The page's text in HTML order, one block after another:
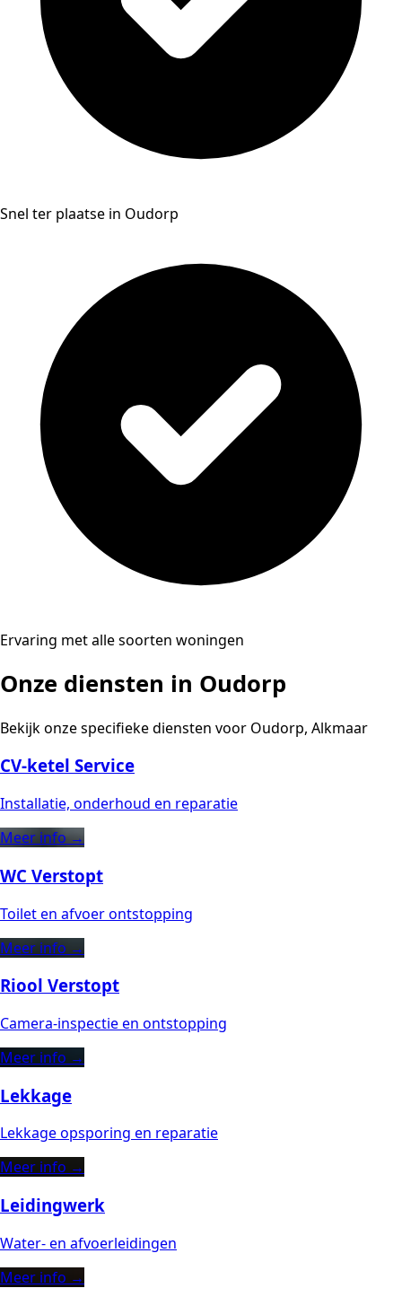
Snel ter plaatse in Oudorp
Ervaring met alle soorten woningen
Onze diensten in Oudorp
Bekijk onze specifieke diensten voor Oudorp, Alkmaar
CV-ketel Service
Installatie, onderhoud en reparatie
Meer info →
WC Verstopt
Toilet en afvoer ontstopping
Meer info →
Riool Verstopt
Camera-inspectie en ontstopping
Meer info →
Lekkage
Lekkage opsporing en reparatie
Meer info →
Leidingwerk
Water- en afvoerleidingen
Meer info →